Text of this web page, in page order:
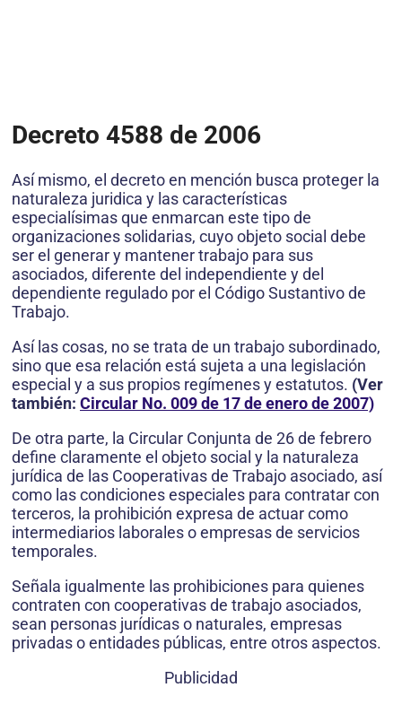
Decreto 4588 de 2006
Así mismo, el decreto en mención busca proteger la
naturaleza juridica y las características
especialísimas que enmarcan este tipo de
organizaciones solidarias, cuyo objeto social debe
ser el generar y mantener trabajo para sus
asociados, diferente del independiente y del
dependiente regulado por el Código Sustantivo de
Trabajo.
Así las cosas, no se trata de un trabajo subordinado,
sino que esa relación está sujeta a una legislación
especial y a sus propios regímenes y estatutos. (Ver
también: Circular No. 009 de 17 de enero de 2007)
De otra parte, la Circular Conjunta de 26 de febrero
define claramente el objeto social y la naturaleza
jurídica de las Cooperativas de Trabajo asociado, así
como las condiciones especiales para contratar con
terceros, la prohibición expresa de actuar como
intermediarios laborales o empresas de servicios
temporales.
Señala igualmente las prohibiciones para quienes
contraten con cooperativas de trabajo asociados,
sean personas jurídicas o naturales, empresas
privadas o entidades públicas, entre otros aspectos.
Publicidad